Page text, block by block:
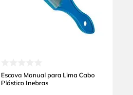
Escova Manual para Lima Cabo
Plástico Inebras